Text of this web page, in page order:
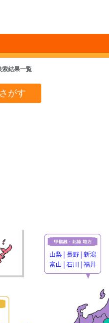
索結果一覧
がす